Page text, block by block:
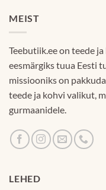
MEIST
Teebutiik.ee on teede
eesmärgiks tuua Eesti
missiooniks on
teede ja kohvi valikut,
gurmaanidele.
LEHED